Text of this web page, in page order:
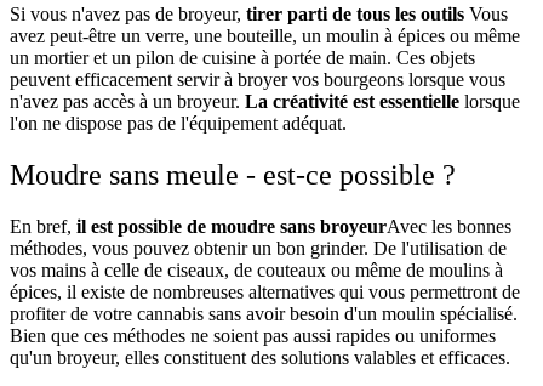
Si vous n'avez pas de broyeur, tirer parti de tous les outils Vous
avez peut-être un verre, une bouteille, un moulin à épices ou même
un mortier et un pilon de cuisine à portée de main. Ces objets
peuvent efficacement servir à broyer vos bourgeons lorsque vous
n'avez pas accès à un broyeur. La créativité est essentielle lorsque
l'on ne dispose pas de l'équipement adéquat.
Moudre sans meule - est-ce possible ?
En bref, il est possible de moudre sans broyeurAvec les bonnes
méthodes, vous pouvez obtenir un bon grinder. De l'utilisation de
vos mains à celle de ciseaux, de couteaux ou même de moulins à
épices, il existe de nombreuses alternatives qui vous permettront de
profiter de votre cannabis sans avoir besoin d'un moulin spécialisé.
Bien que ces méthodes ne soient pas aussi rapides ou uniformes
qu'un broyeur, elles constituent des solutions valables et efficaces.